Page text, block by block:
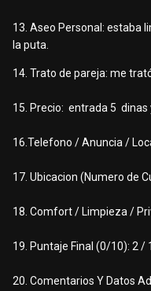
13. Aseo Personal: estaba
la puta.
14. Trato de pareja: me
15. Precio: entrada 5 dinas
16.Telefono / Anuncia /
17. Ubicacion (Numero de
18. Comfort / Limpieza /
19. Puntaje Final (0/10): 2 /
20. Comentarios Y Datos